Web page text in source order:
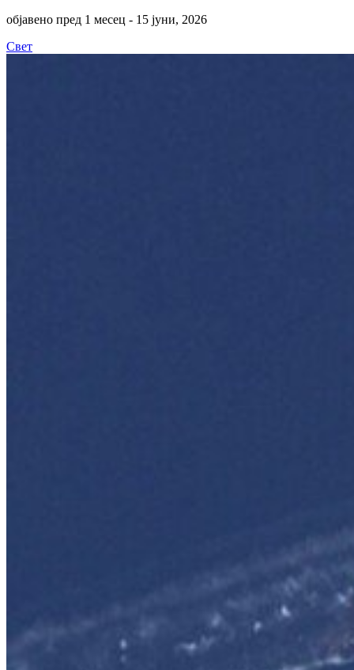
објавено пред 1 месец - 15 јуни, 2026
Свет